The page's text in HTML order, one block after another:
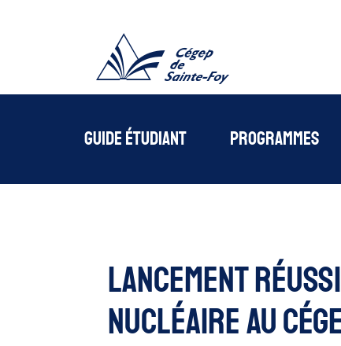
Guide étudiant Programmes
Lancement
nucléaire au